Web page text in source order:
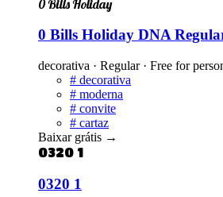
0 Bills Holiday
0 Bills Holiday DNA
decorativa · Regular · Free for
# decorativa
# moderna
# convite
# cartaz
Baixar grátis →
0320 1
0320 1